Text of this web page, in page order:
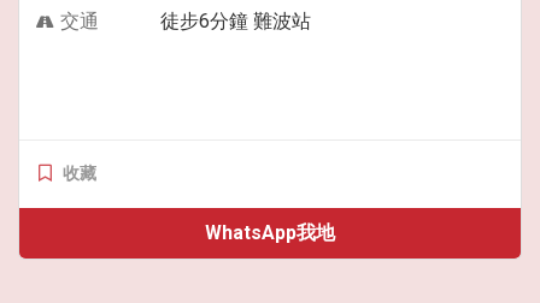
交通 徒步6分鐘 難波站
收藏
WhatsApp我地